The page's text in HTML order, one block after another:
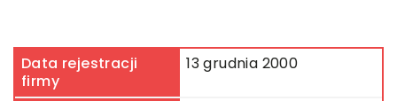
Data rejestracji
firmy
13 grudnia 2000